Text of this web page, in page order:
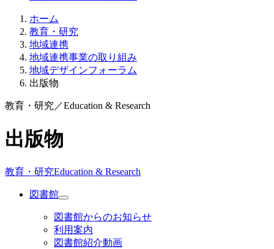
ホーム
教育・研究
地域連携
地域連携事業の取り組み
地域デザインフォーラム
出版物
教育・研究 ／Education & Research
出版物
教育・研究Education & Research
図書館
図書館からのお知らせ
利用案内
図書館紹介動画